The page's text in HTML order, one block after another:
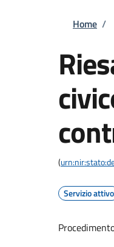
Home /
(
Servizio attivo